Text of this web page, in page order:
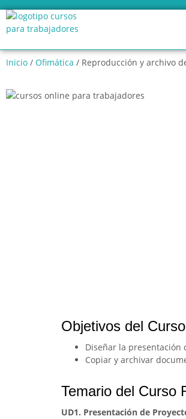
Inicio / Ofimática / Reproducción y archivo
Objetivos del
Diseñar la presentación
Copiar y archivar
Temario del Curso
UD1. Presentación de